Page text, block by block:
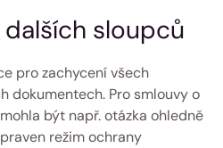
dalších sloupců
pro zachycení všech
dokumentech. Pro smlouvy o
být např. otázka ohledně
režim ochrany